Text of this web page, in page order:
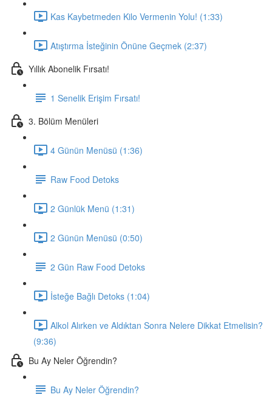
Kas Kaybetmeden Kilo Vermenin Yolu! (1:33)
Atıştırma İsteğinin Önüne Geçmek (2:37)
Yıllık Abonelik Fırsatı!
1 Senelik Erişim Fırsatı!
3. Bölüm Menüleri
4 Günün Menüsü (1:36)
Raw Food Detoks
2 Günlük Menü (1:31)
2 Günün Menüsü (0:50)
2 Gün Raw Food Detoks
İsteğe Bağlı Detoks (1:04)
Alkol Alırken ve Aldıktan Sonra Nelere Dikkat Etmelisin?
(9:36)
Bu Ay Neler Öğrendin?
Bu Ay Neler Öğrendin?